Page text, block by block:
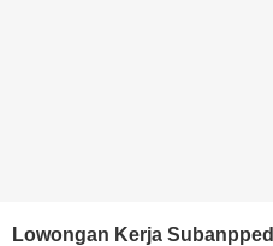
Lowongan Kerja